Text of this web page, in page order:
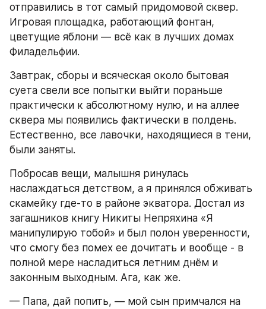
отправились в тот самый придомовой сквер.
Игровая площадка, работающий фонтан,
цветущие яблони — всё как в лучших домах
Филадельфии.
Завтрак, сборы и всяческая около бытовая
суета свели все попытки выйти пораньше
практически к абсолютному нулю, и на аллее
сквера мы появились фактически в полдень.
Естественно, все лавочки, находящиеся в тени,
были заняты.
Побросав вещи, малышня ринулась
наслаждаться детством, а я принялся обживать
скамейку где-то в районе экватора. Достал из
загашников книгу Никиты Непряхина «Я
манипулирую тобой» и был полон уверенности,
что смогу без помех ее дочитать и вообще - в
полной мере насладиться летним днём и
законным выходным. Ага, как же.
— Папа, дай попить, — мой сын примчался на